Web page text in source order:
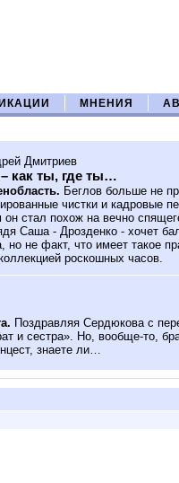
МНЕНИЯ
Дмитриев
как ты, где ты…
Беглов больше не
чистки и кадровые
стал похож на вечно
Саша - Дрозденко - хочет
но не факт, что имеет такое
роскошных часов.
Поздравляя Сердюкова с
и сестра». Но, вообще-то,
знаете ли…